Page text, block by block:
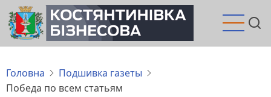
Перейти
до
основного
Головна
Подшивка газеты
Победа по всем статьям